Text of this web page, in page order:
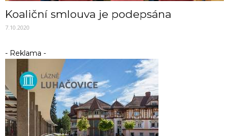
Koaliční smlouva je podepsána
7.10.2020
- Reklama -